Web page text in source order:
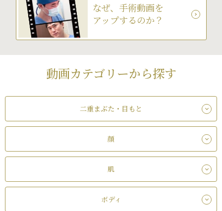
なぜ、手術動画を
アップするのか？
動画カテゴリーから探す
二重まぶた・目もと
顔
肌
ボディ